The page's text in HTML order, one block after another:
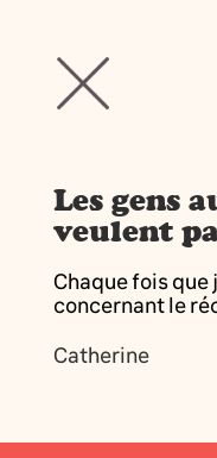
Les gens
veulent
Chaque fois que
concernant le
Catherine